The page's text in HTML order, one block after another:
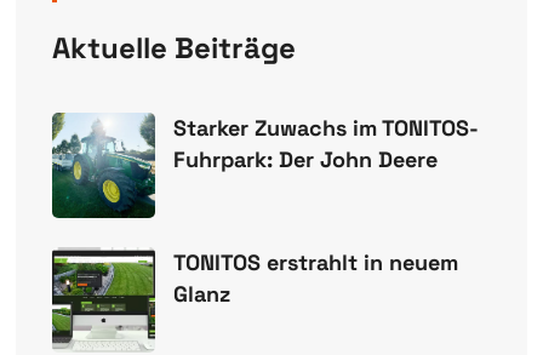
Aktuelle Beiträge
Starker Zuwachs im TONITOS-
Fuhrpark: Der John Deere
TONITOS erstrahlt in neuem
Glanz